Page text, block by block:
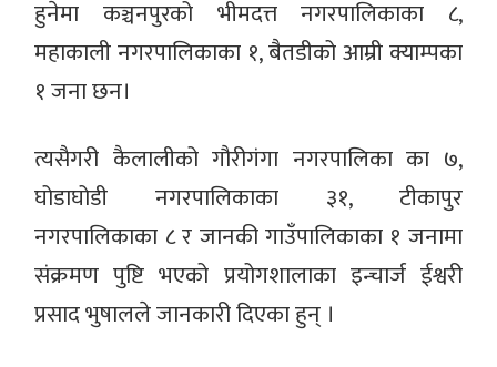
हुनेमा कञ्चनपुरको भीमदत्त नगरपालिकाका ८,
महाकाली नगरपालिकाका १, बैतडीको आम्री क्याम्पका
१ जना छन।
त्यसैगरी कैलालीको गौरीगंगा नगरपालिका का ७,
घोडाघोडी नगरपालिकाका ३१, टीकापुर
नगरपालिकाका ८ र जानकी गाउँपालिकाका १ जनामा
संक्रमण पुष्टि भएको प्रयोगशालाका इन्चार्ज ईश्वरी
प्रसाद भुषालले जानकारी दिएका हुन् ।